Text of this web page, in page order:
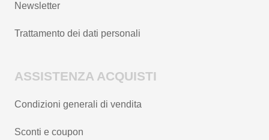
Newsletter
Trattamento dei dati personali
ASSISTENZA ACQUISTI
Condizioni generali di vendita
Sconti e coupon